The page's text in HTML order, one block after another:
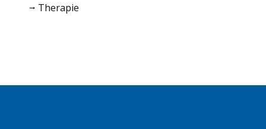
Therapie